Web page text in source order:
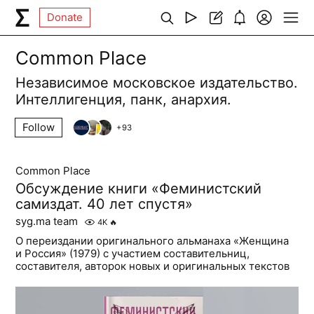
Donate
Common Place
Независимое московское издательство.
Интеллигенция, панк, анархия.
Follow +93
Common Place
Обсуждение книги «Феминистский
самиздат. 40 лет спустя»
syg.ma team 4K 🔥
О переиздании оригинального альманаха «Женщина
и Россия» (1979) с участием составительниц,
составителя, авторок новых и оригинальных текстов